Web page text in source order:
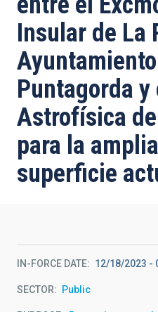
Insular de La
Puntagorda
Astrofísica
para la
superficie
IN-FORCE DATE 12/18/2023 -
SECTOR Public